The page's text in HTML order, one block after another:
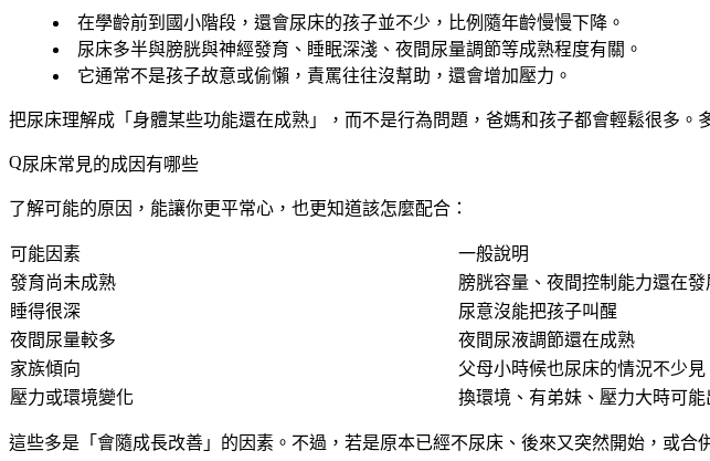
在學齡前到國小階段， 還會尿床的孩子並不少 ，比例隨年齡慢慢下降。
尿床多半與膀胱與神經發育、睡眠深淺、夜間尿量調節等成熟程度有關。
它通常不是孩子故意或偷懶 ，責罵往往沒幫助，還會增加壓力。
把尿床理解成「身體某些功能還在成熟」，而不是行為問題，爸媽和孩子都會輕鬆很多。
尿床常見的成因有哪些
了解可能的原因，能讓你更平常心，也更知道該怎麼配合：
可能因素
一般說明
發育尚未成熟
膀胱容量、夜間控制能力還在發
睡得很深
尿意沒能把孩子叫醒
夜間尿量較多
夜間尿液調節還在成熟
家族傾向
父母小時候也尿床的情況不少見
壓力或環境變化
換環境、有弟妹、壓力大時可能
這些多是「會隨成長改善」的因素。不過，若是原本已經不尿床、後來又突然開始，或合